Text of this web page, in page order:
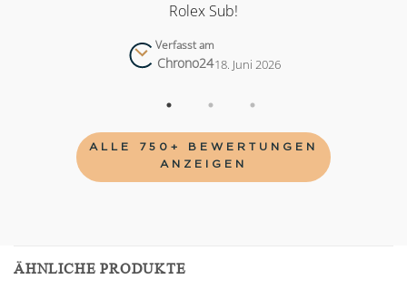
Rolex Sub!
Verfasst am
Chrono2418. Juni 2026
ALLE 750+ BEWERTUNGEN
ANZEIGEN
ÄHNLICHE PRODUKTE